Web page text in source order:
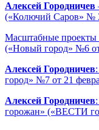
Алексей Городничев
(«Колючий Саров» №
Масштабные проекты
(«Новый город» №6
Алексей Городничев
город» №7 от 21
Алексей Городничев
горожан» («ВЕСТИ